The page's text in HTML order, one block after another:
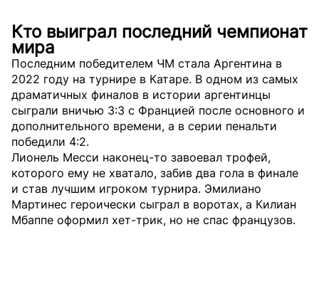
Кто выиграл последний чемпионат
мира
Последним победителем ЧМ стала Аргентина в
2022 году на турнире в Катаре. В одном из самых
драматичных финалов в истории аргентинцы
сыграли вничью 3:3 с Францией после основного и
дополнительного времени, а в серии пенальти
победили 4:2.
Лионель Месси наконец-то завоевал трофей,
которого ему не хватало, забив два гола в финале
и став лучшим игроком турнира. Эмилиано
Мартинес героически сыграл в воротах, а Килиан
Мбаппе оформил хет-трик, но не спас французов.